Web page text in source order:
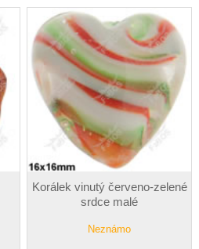
Korálek vinutý červeno-zelené
srdce malé
Neznámo